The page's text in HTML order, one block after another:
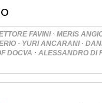
FAVINI · MERIS
· YURI ANCARANI ·
DOCVA · ALESSANDRO DI